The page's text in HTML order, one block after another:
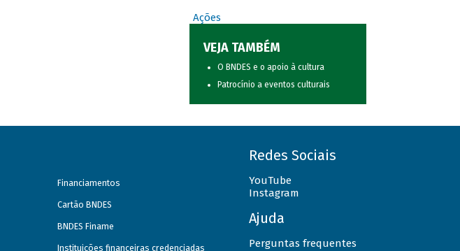
Ações
VEJA TAMBÉM
O BNDES e o apoio à cultura
Patrocínio a eventos culturais
Financiamentos
Cartão BNDES
BNDES Finame
Instituições financeiras credenciadas
Redes Sociais
YouTube
Instagram
Ajuda
Perguntas frequentes